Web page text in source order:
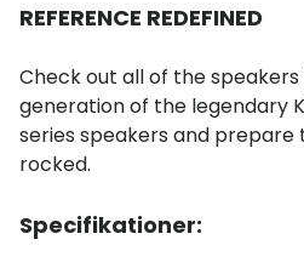
REFERENCE REDEFINED
Check out all of the
generation of the legendary
series speakers and prepare
rocked.
Specifikationer: